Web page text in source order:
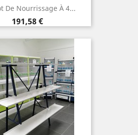
De Nourrissage À 4...
Prix
191,58 €